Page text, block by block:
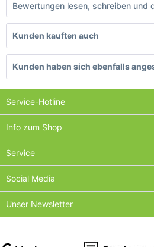
Bewertungen lesen, schreiben und
Kunden kauften auch
Kunden haben sich ebenfalls
Service-Hotline
Info zum Shop
Service
Social Media
Unser Newsletter